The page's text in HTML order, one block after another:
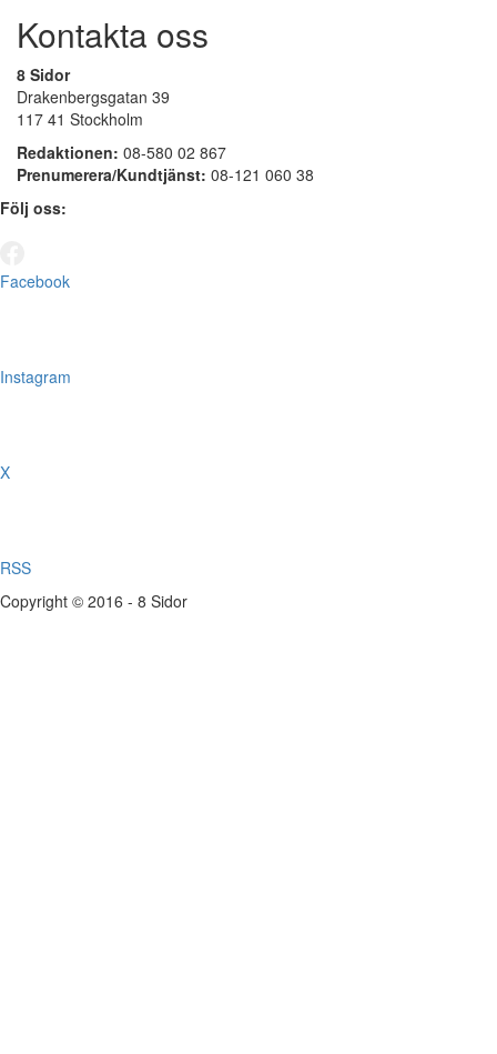
Kontakta oss
8 Sidor
Drakenbergsgatan 39
117 41 Stockholm
Redaktionen: 08-580 02 867
Prenumerera/Kundtjänst: 08-121 060 38
Följ oss:
Facebook
Instagram
X
RSS
Copyright © 2016 - 8 Sidor